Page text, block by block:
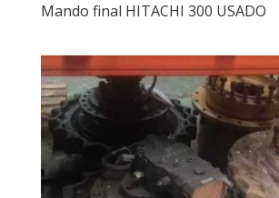
Mando final HITACHI 300 USADO